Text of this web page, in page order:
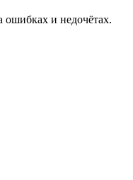
ошибках и недочётах.